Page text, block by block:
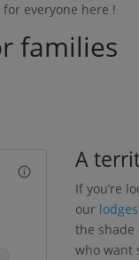
everyone here !
families
A
If you’re
our lodges
the
who want